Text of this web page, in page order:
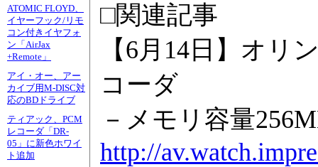
ATOMIC FLOYD、
イヤーフック/リモ
コン付きイヤフォ
ン「AirJax
+Remote」
アイ・オー、アー
カイブ用M-DISC対
応のBDドライブ
ティアック、PCM
レコーダ「DR-
05」に新色ホワイ
ト追加
□関連記事
【6月14日】オリ
コーダ
－メモリ容量
http://